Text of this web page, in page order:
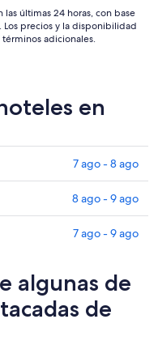
últimas 24 horas, con base
Los precios y la disponibilidad
adicionales.
en
7 ago - 8 ago
8 ago - 9 ago
7 ago - 9 ago
algunas de
de